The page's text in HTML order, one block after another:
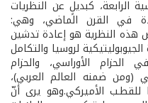
الرابعة، كبديلٍ عن النظريات
في القرن الماضي، وهي:
هذه النظرية هو إعادة تدشين
الجيوبوليتيكية لروسيا والتكامل
الحزام الأوراسي، والحزام
(ومن ضمنه العالم العربي)،
للقطـب الأميركي.وهو يرى أنّ